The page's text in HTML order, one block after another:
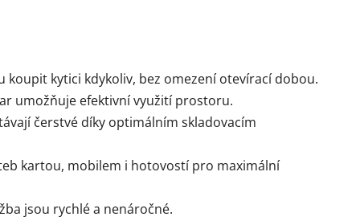
koupit kytici kdykoliv, bez omezení otevírací dobou.
umožňuje efektivní využití prostoru.
čerstvé díky optimálním skladovacím
kartou, mobilem i hotovostí pro maximální
jsou rychlé a nenáročné.